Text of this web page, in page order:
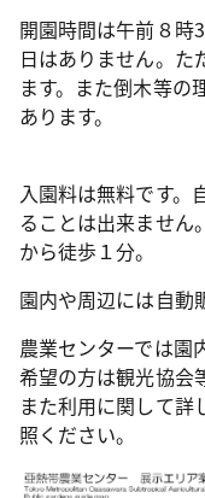
開園時間は午前８時
日はありません。た
ます。また倒木等の
あります。
入園料は無料です。
ることは出来ません
から徒歩１分。
園内や周辺には自動
農業センターでは園
希望の方は観光協会
また利用に関して詳
照ください。